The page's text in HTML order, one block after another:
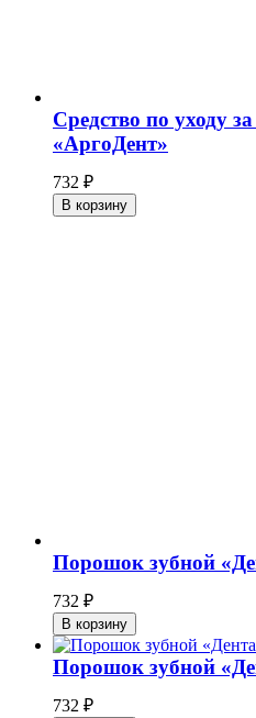
Средство по уходу
«АргоДент»
732 ₽
В корзину
Порошок зубной
732 ₽
В корзину
Порошок зубной
732 ₽